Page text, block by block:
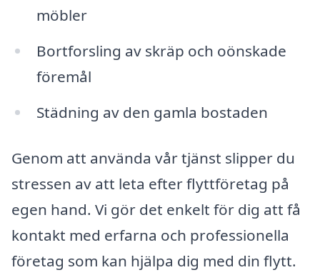
möbler
Bortforsling av skräp och oönskade
föremål
Städning av den gamla bostaden
Genom att använda vår tjänst slipper du
stressen av att leta efter flyttföretag på
egen hand. Vi gör det enkelt för dig att få
kontakt med erfarna och professionella
företag som kan hjälpa dig med din flytt.